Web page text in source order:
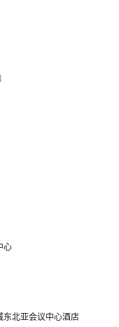
心
北亚会议中心酒店